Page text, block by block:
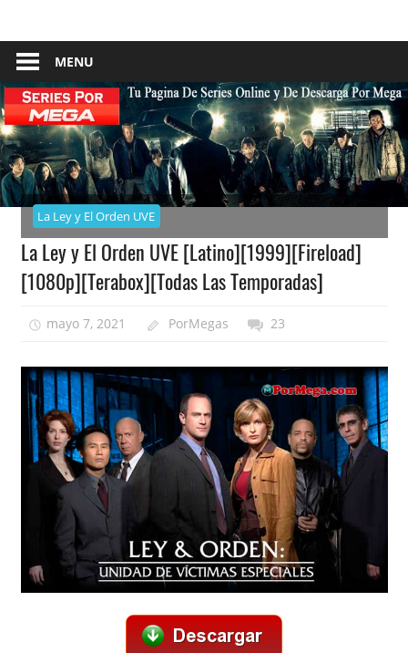
content
Series
–
Por
Mega
Pagina
De
Descarga
Por
Mega
MENU
La Ley y El Orden UVE
La Ley y El Orden UVE [Latino][1999][Fireload]
[1080p][Terabox][Todas Las Temporadas]
mayo 7, 2021 PorMegas 23